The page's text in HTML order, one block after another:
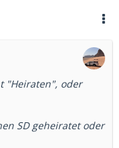
"Heiraten", oder
SD geheiratet oder